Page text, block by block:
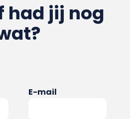
had jij nog
E-mail